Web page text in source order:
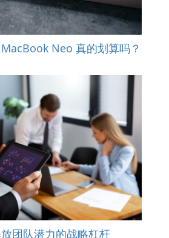
Neo 真的划算吗？
团队潜力的战略杠杆